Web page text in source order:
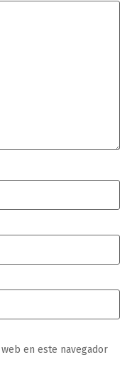
en este navegador